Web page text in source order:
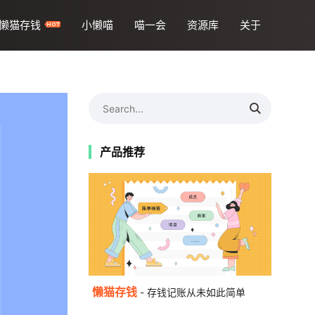
猫存钱 小懒喵 喵一会 资源库 关于
产品推荐
懒猫存钱 - 存钱记账从未如此简单